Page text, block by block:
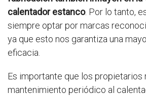
calentador estanco. Por lo tanto,
siempre optar por marcas
ya que esto nos garantiza una
eficacia.
Es importante que los propietarios
mantenimiento periódico al